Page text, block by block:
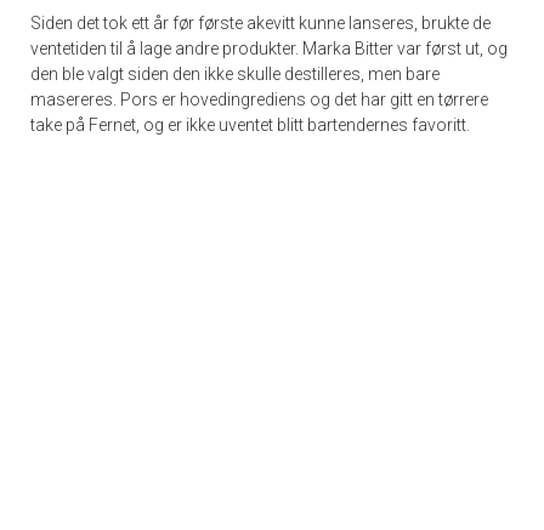
Siden det tok ett år før første akevitt kunne lanseres, brukte de
ventetiden til å lage andre produkter. Marka Bitter var først ut, og
den ble valgt siden den ikke skulle destilleres, men bare
masereres. Pors er hovedingrediens og det har gitt en tørrere
take på Fernet, og er ikke uventet blitt bartendernes favoritt.